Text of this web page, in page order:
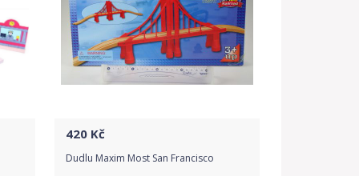
420 Kč
Dudlu Maxim Most San Francisco